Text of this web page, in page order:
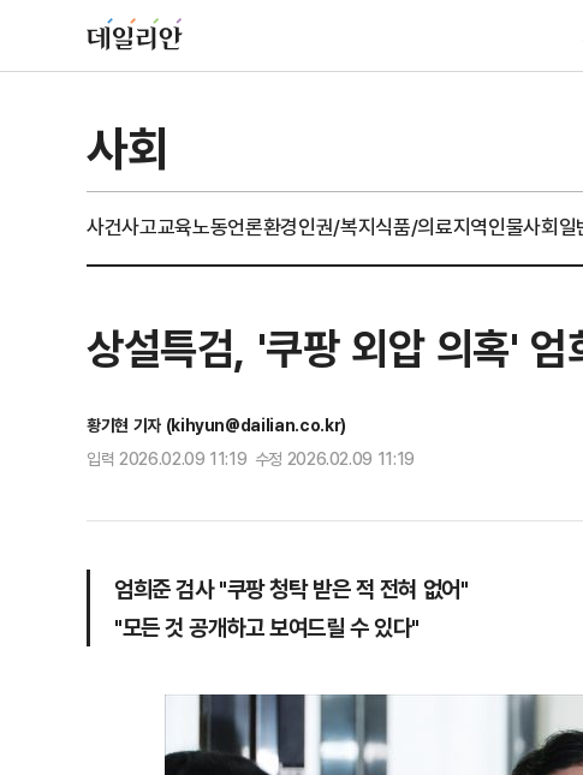
사회
사건사고교육노동언론환경인권/복지식품/의료지역인물사회일
상설특검, '쿠팡 외압 의혹'
황기현 기자 (kihyun@dailian.co.kr)
입력 2026.02.09 11:19 수정 2026.02.09 11:19
엄희준 검사 "쿠팡 청탁 받은 적 전혀 없어"
"모든 것 공개하고 보여드릴 수 있다"